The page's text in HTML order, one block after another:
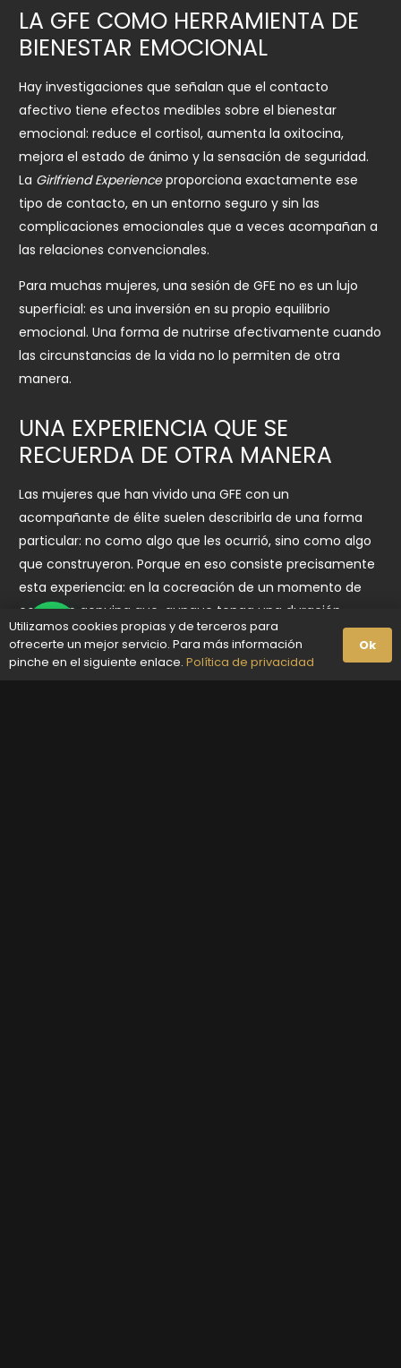
LA GFE COMO HERRAMIENTA DE
BIENESTAR EMOCIONAL
Hay investigaciones que señalan que el contacto
afectivo tiene efectos medibles sobre el bienestar
emocional: reduce el cortisol, aumenta la oxitocina,
mejora el estado de ánimo y la sensación de seguridad.
La Girlfriend Experienceproporciona exactamente ese
tipo de contacto, en un entorno seguro y sin las
complicaciones emocionales que a veces acompañan a
las relaciones convencionales.
Para muchas mujeres, una sesión de GFE no es un lujo
superficial: es una inversión en su propio equilibrio
emocional. Una forma de nutrirse afectivamente cuando
las circunstancias de la vida no lo permiten de otra
manera.
UNA EXPERIENCIA QUE SE
RECUERDA DE OTRA MANERA
Las mujeres que han vivido una GFE con un
acompañante de élite suelen describirla de una forma
particular: no como algo que les ocurrió, sino como algo
que construyeron. Porque en eso consiste precisamente
esta experiencia: en la cocreación de un momento de
conexión genuina que, aunque tenga una duración
determinada, se siente completamente real mientras
dura.
Utilizamos cookies propias y de terceros para
ofrecerte un mejor servicio. Para más información
pinche en el siguiente enlace. Política de privacidad
Ok